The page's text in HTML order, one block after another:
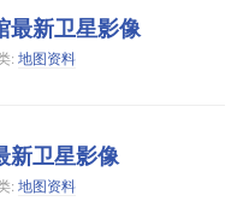
最新卫星影像
: 地图资料
新卫星影像
: 地图资料